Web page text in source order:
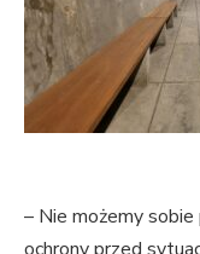
– Nie możemy